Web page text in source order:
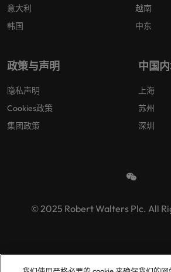
意大利
韩国
越南
中东
政策与声明
隐私声明
Cookies政策
集团政策
中国
上海
苏州
深圳
© 2025 Robert Walters Plc. All